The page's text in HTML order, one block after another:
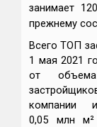
занимает
прежнему
Всего ТОП
1 мая 2021
от объема
компании
0,05 млн м²